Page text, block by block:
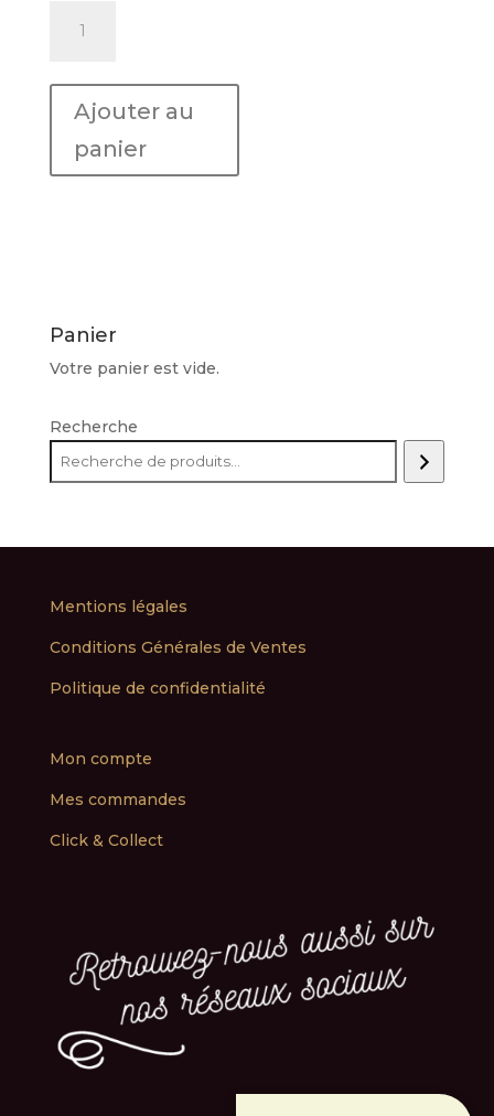
rouge
MONTE
PIETROSO
"Terre
Ajouter au
panier
Panier
Votre panier est vide.
Recherche
Mentions légales
Conditions Générales de Ventes
Politique de confidentialité
Mon compte
Mes commandes
Click & Collect